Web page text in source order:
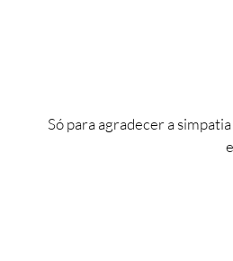
Só para agradecer a